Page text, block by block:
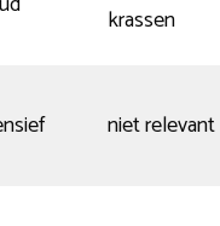
krassen
niet relevant